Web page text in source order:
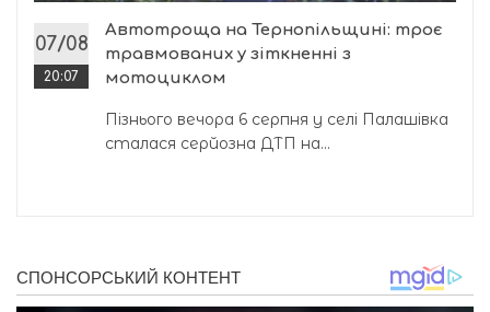
07/08
20:07
Автотроща на Тернопільщині: троє
травмованих у зіткненні з
мотоциклом
Пізнього вечора 6 серпня у селі Палашівка
сталася серйозна ДТП на...